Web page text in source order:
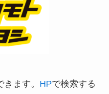
ます。 HPで検索する